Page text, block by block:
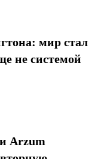
мир стал
не системой
Arzum